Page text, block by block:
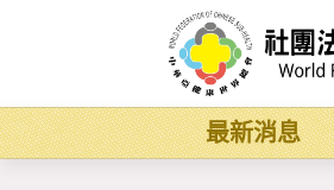
最新消息